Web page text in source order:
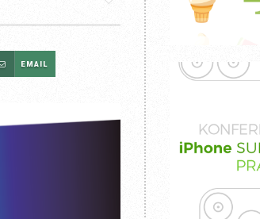
EMAIL